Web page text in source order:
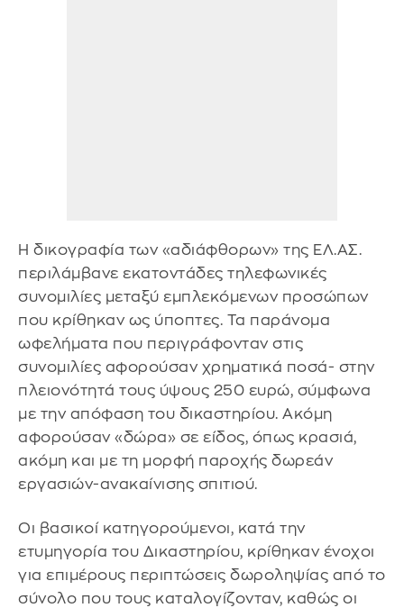
Η δικογραφία των «αδιάφθορων» της ΕΛ.ΑΣ.
περιλάμβανε εκατοντάδες τηλεφωνικές
συνομιλίες μεταξύ εμπλεκόμενων προσώπων
που κρίθηκαν ως ύποπτες. Τα παράνομα
ωφελήματα που περιγράφονταν στις
συνομιλίες αφορούσαν χρηματικά ποσά- στην
πλειονότητά τους ύψους 250 ευρώ, σύμφωνα
με την απόφαση του δικαστηρίου. Ακόμη
αφορούσαν «δώρα» σε είδος, όπως κρασιά,
ακόμη και με τη μορφή παροχής δωρεάν
εργασιών-ανακαίνισης σπιτιού.
Οι βασικοί κατηγορούμενοι, κατά την
ετυμηγορία του Δικαστηρίου, κρίθηκαν ένοχοι
για επιμέρους περιπτώσεις δωροληψίας από το
σύνολο που τους καταλογίζονταν, καθώς οι